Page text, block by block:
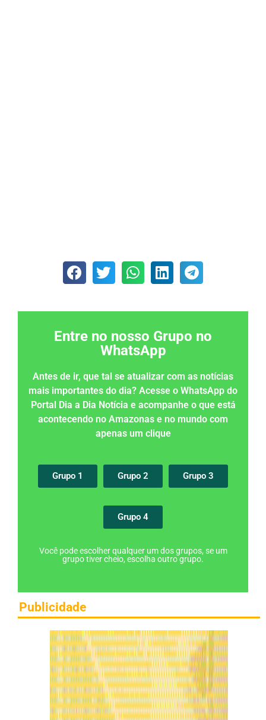
Entre no nosso Grupo no
WhatsApp
Antes de ir, que tal se atualizar com as notícias
mais importantes do dia? Acesse o WhatsApp do
Portal Dia a Dia Notícia e acompanhe o que está
acontecendo no Amazonas e no mundo com
apenas um clique
Grupo 1 Grupo 2 Grupo 3
Grupo 4
Você pode escolher qualquer um dos grupos, se um
grupo tiver cheio, escolha outro grupo.
Publicidade